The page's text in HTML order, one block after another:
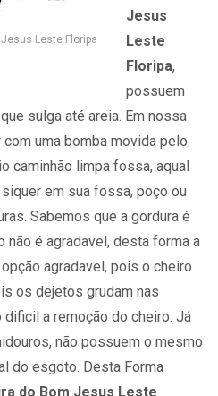
Leste Floripa
Jesus
Leste
Floripa,
possuem
sulga até areia. Em nossa
uma bomba movida pelo
caminhão limpa fossa, aqual
em sua fossa, poço ou
Sabemos que a gordura é
é agradavel, desta forma a
agradavel, pois o cheiro
os dejetos grudam nas
a remoção do cheiro. Já
não possuem o mesmo
do esgoto. Desta Forma
do Bom Jesus Leste